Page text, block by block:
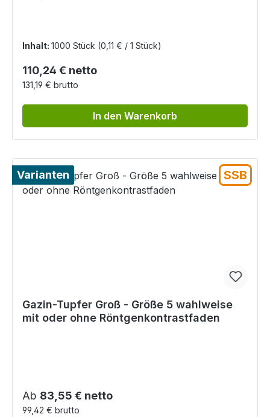
Inhalt: 1000 Stück (0,11 € / 1 Stück)
Regulärer Preis:
110,24 € netto
131,19 € brutto
In den Warenkorb
Varianten SSB
Gazin-Tupfer Groß - Größe 5 wahlweise
mit oder ohne Röntgenkontrastfaden
Regulärer Preis:
Ab 83,55 € netto
99,42 € brutto